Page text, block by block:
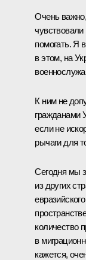
Очень
помогать. Я
в этом, на
К ним не
гражданами
если не
рычаги для
Сегодня мы
из других
количество
в
кажется,